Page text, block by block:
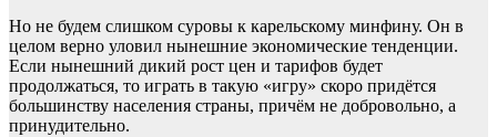
Но не будем слишком суровы к карельскому минфину. Он в
целом верно уловил нынешние экономические тенденции.
Если нынешний дикий рост цен и тарифов будет
продолжаться, то играть в такую «игру» скоро придётся
большинству населения страны, причём не добровольно, а
принудительно.